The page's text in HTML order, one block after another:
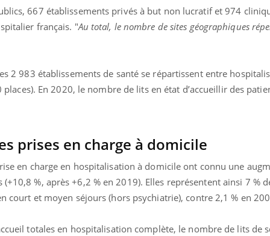
667 établissements privés à but non lucratif et 974
français. "Au total, le nombre de sites géographiques
2 983 établissements de santé se répartissent entre
En 2020, le nombre de lits en état d’accueillir des
prises en charge à domicile
en charge en hospitalisation à domicile ont connu une
(+10,8 %, après +6,2 % en 2019). Elles représentent ainsi 7 %
court et moyen séjours (hors psychiatrie), contre 2,1 % en
totales en hospitalisation complète, le nombre de lits de